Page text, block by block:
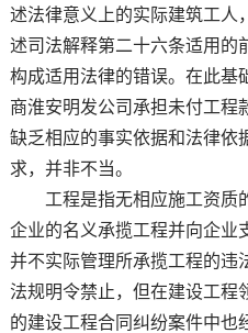
述法律意义上的实际建筑工人
述司法解释第二十六条适用的
构成适用法律的错误。在此基
商淮安明发公司承担未付工程
缺乏相应的事实依据和法律依
求，并非不当。
工程是指无相应施工资质
企业的名义承揽工程并向企业
并不实际管理所承揽工程的违
法规明令禁止，但在建设工程
的建设工程合同纠纷案件中也